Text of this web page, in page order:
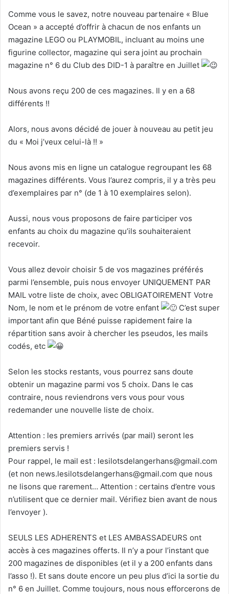
Comme vous le savez, notre nouveau partenaire « Blue
Ocean » a accepté d’offrir à chacun de nos enfants un
magazine LEGO ou PLAYMOBIL, incluant au moins une
figurine collector, magazine qui sera joint au prochain
magazine n° 6 du Club des DID-1 à paraître en Juillet
Nous avons reçu 200 de ces magazines. Il y en a 68
différents !!
Alors, nous avons décidé de jouer à nouveau au petit jeu
du « Moi j’veux celui-là !! »
Nous avons mis en ligne un catalogue regroupant les 68
magazines différents. Vous l’aurez compris, il y a très peu
d’exemplaires par n° (de 1 à 10 exemplaires selon).
Aussi, nous vous proposons de faire participer vos
enfants au choix du magazine qu’ils souhaiteraient
recevoir.
Vous allez devoir choisir 5 de vos magazines préférés
parmi l’ensemble, puis nous envoyer UNIQUEMENT PAR
MAIL votre liste de choix, avec OBLIGATOIREMENT Votre
Nom, le nom et le prénom de votre enfant
C’est super
important afin que Béné puisse rapidement faire la
répartition sans avoir à chercher les pseudos, les mails
codés, etc
Selon les stocks restants, vous pourrez sans doute
obtenir un magazine parmi vos 5 choix. Dans le cas
contraire, nous reviendrons vers vous pour vous
redemander une nouvelle liste de choix.
Attention : les premiers arrivés (par mail) seront les
premiers servis !
Pour rappel, le mail est : lesilotsdelangerhans@gmail.com
(et non news.lesilotsdelangerhans@gmail.com que nous
ne lisons que rarement… Attention : certains d’entre vous
n’utilisent que ce dernier mail. Vérifiez bien avant de nous
l’envoyer ).
SEULS LES ADHERENTS et LES AMBASSADEURS ont
accès à ces magazines offerts. Il n’y a pour l’instant que
200 magazines de disponibles (et il y a 200 enfants dans
l’asso !). Et sans doute encore un peu plus d’ici la sortie du
n° 6 en Juillet. Comme toujours, nous nous efforcerons de